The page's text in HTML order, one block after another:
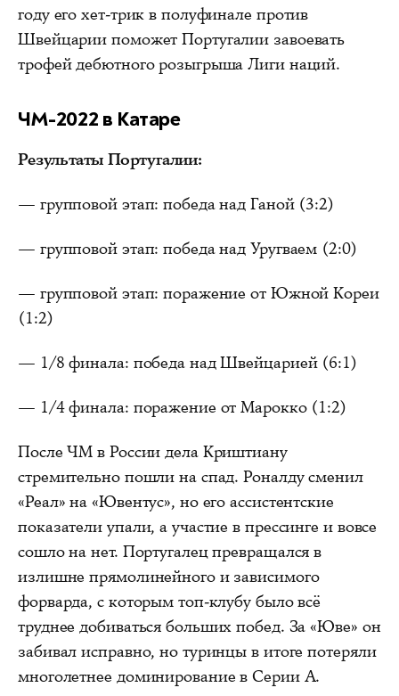
году его хет-трик в полуфинале против
Швейцарии поможет Португалии завоевать
трофей дебютного розыгрыша Лиги наций.
ЧМ-2022 в Катаре
Результаты Португалии:
— групповой этап: победа над Ганой (3:2)
— групповой этап: победа над Уругваем (2:0)
— групповой этап: поражение от Южной Кореи
(1:2)
— 1/8 финала: победа над Швейцарией (6:1)
— 1/4 финала: поражение от Марокко (1:2)
После ЧМ в России дела Криштиану
стремительно пошли на спад. Роналду сменил
«Реал» на «Ювентус», но его ассистентские
показатели упали, а участие в прессинге и вовсе
сошло на нет. Португалец превращался в
излишне прямолинейного и зависимого
форварда, с которым топ-клубу было всё
труднее добиваться больших побед. За «Юве» он
забивал исправно, но туринцы в итоге потеряли
многолетнее доминирование в Серии А.